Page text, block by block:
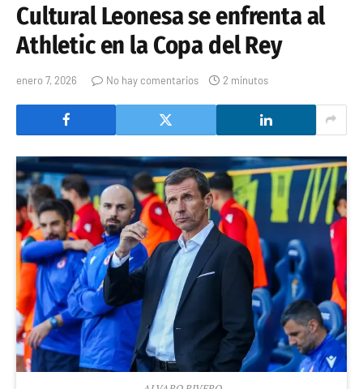
Cultural Leonesa se enfrenta al
Athletic en la Copa del Rey
enero 7, 2026 No hay comentarios 2 minutos